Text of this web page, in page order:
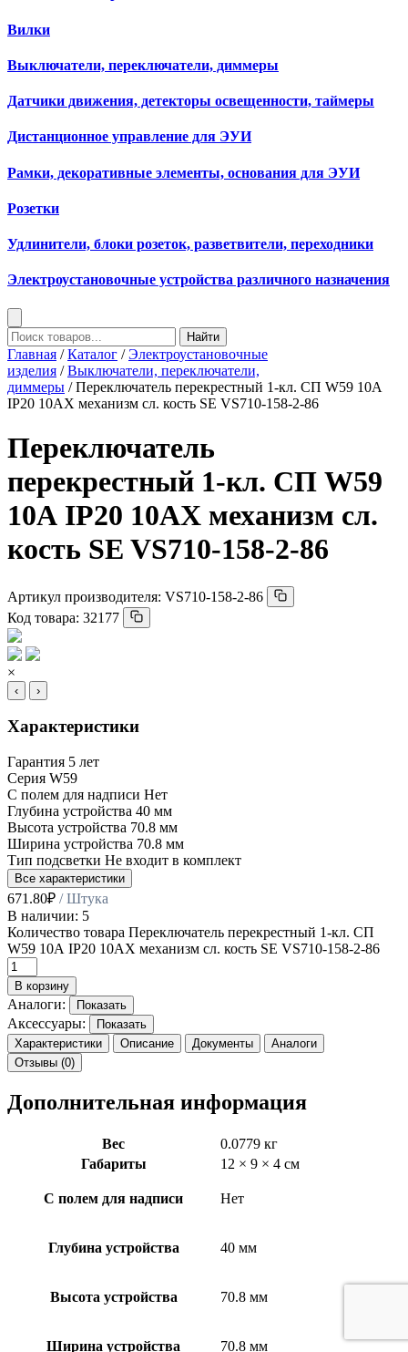
Вилки
Выключатели, переключатели, диммеры
Датчики движения, детекторы освещенности, таймеры
Дистанционное управление для ЭУИ
Рамки, декоративные элементы, основания для ЭУИ
Розетки
Удлинители, блоки розеток, разветвители, переходники
Электроустановочные устройства различного назначения
Найти
Главная /Каталог /Электроустановочные
изделия /Выключатели, переключатели,
диммеры / Переключатель перекрестный 1-кл. СП W59 10А
IP20 10AX механизм сл. кость SE VS710-158-2-86
Переключатель
перекрестный 1-кл. СП W59
10А IP20 10AX механизм сл.
кость SE VS710-158-2-86
Артикул производителя: VS710-158-2-86
Код товара: 32177
×
‹ ›
Характеристики
Гарантия 5 лет
Серия W59
С полем для надписи Нет
Глубина устройства 40 мм
Высота устройства 70.8 мм
Ширина устройства 70.8 мм
Тип подсветки Не входит в комплект
Все характеристики
671.80₽ / Штука
В наличии: 5
Количество товара Переключатель перекрестный 1-кл. СП
W59 10А IP20 10AX механизм сл. кость SE VS710-158-2-86
В корзину
Аналоги: Показать
Аксессуары:
Показать
Характеристики
Описание Документы
Аналоги
Отзывы (0)
Дополнительная информация
Вес
0.0779 кг
Габариты
12 × 9 × 4 см
С полем для надписи Нет
Глубина устройства 40 мм
Высота устройства 70.8 мм
Ширина устройства 70.8 мм